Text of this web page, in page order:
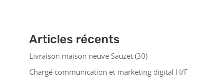
Articles récents
Livraison maison neuve Sauzet (30)
Chargé communication et marketing digital H/F